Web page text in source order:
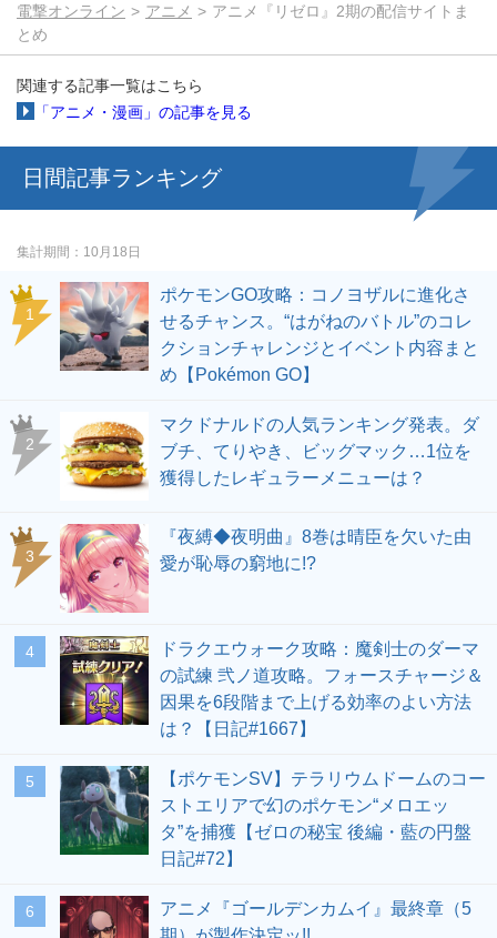
電撃オンライン アニメ
アニメ『リゼロ』2期の配信サイトま
とめ
関連する記事一覧はこちら
「アニメ・漫画」の記事を見る
日間記事ランキング
集計期間 10月18日
ポケモンGO攻略：コノヨザルに進化さ
せるチャンス。“はがねのバトル”のコレ
クションチャレンジとイベント内容まと
め【Pokémon GO】
マクドナルドの人気ランキング発表。ダ
ブチ、てりやき、ビッグマック…1位を
獲得したレギュラーメニューは？
『夜縛◆夜明曲』8巻は晴臣を欠いた由
愛が恥辱の窮地に!?
ドラクエウォーク攻略：魔剣士のダーマ
の試練 弐ノ道攻略。フォースチャージ＆
因果を6段階まで上げる効率のよい方法
は？【日記#1667】
【ポケモンSV】テラリウムドームのコー
ストエリアで幻のポケモン“メロエッ
タ”を捕獲【ゼロの秘宝 後編・藍の円盤
日記#72】
アニメ『ゴールデンカムイ』最終章（5